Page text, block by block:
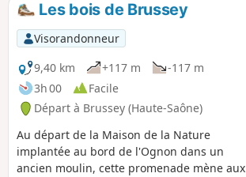
Les bois de Brussey
Visorandonneur
9,40 km
+117 m
-117 m
3h 00
Facile
Départ à Brussey (Haute-Saône)
Au départ de la Maison de la Nature
implantée au bord de l'Ognon dans un
ancien moulin, cette promenade mène aux